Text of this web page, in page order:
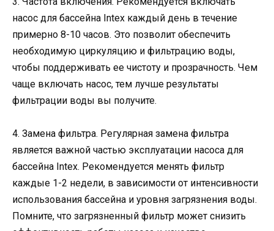
насос для бассейна Intex каждый день в течение
примерно 8-10 часов. Это позволит обеспечить
необходимую циркуляцию и фильтрацию воды,
чтобы поддерживать ее чистоту и прозрачность. Чем
чаще включать насос, тем лучше результаты
фильтрации воды вы получите.
4. Замена фильтра. Регулярная замена фильтра
является важной частью эксплуатации насоса для
бассейна Intex. Рекомендуется менять фильтр
каждые 1-2 недели, в зависимости от интенсивности
использования бассейна и уровня загрязнения воды.
Помните, что загрязненный фильтр может снизить